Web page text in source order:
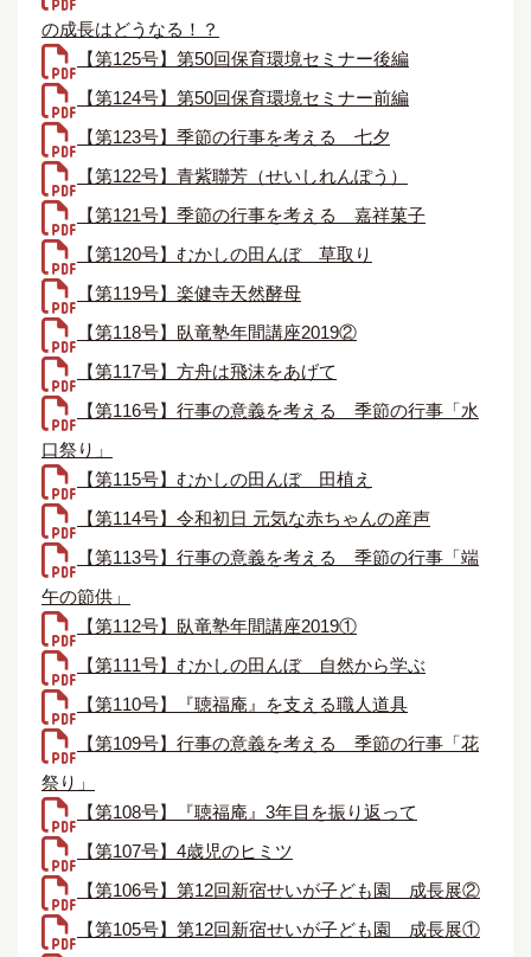
の成長はどうなる！？
【第125号】第50回保育環境セミナー後編
【第124号】第50回保育環境セミナー前編
【第123号】季節の行事を考える＿七夕
【第122号】青紫聯芳（せいしれんぽう）
【第121号】季節の行事を考える＿嘉祥菓子
【第120号】むかしの田んぼ＿草取り
【第119号】楽健寺天然酵母
【第118号】臥竜塾年間講座2019②
【第117号】方舟は飛沫をあげて
【第116号】行事の意義を考える＿季節の行事「水
口祭り」
【第115号】むかしの田んぼ＿田植え
【第114号】令和初日 元気な赤ちゃんの産声
【第113号】行事の意義を考える＿季節の行事「端
午の節供」
【第112号】臥竜塾年間講座2019①
【第111号】むかしの田んぼ＿自然から学ぶ
【第110号】『聴福庵』を支える職人道具
【第109号】行事の意義を考える＿季節の行事「花
祭り」
【第108号】『聴福庵』3年目を振り返って
【第107号】4歳児のヒミツ
【第106号】第12回新宿せいが子ども園 成長展②
【第105号】第12回新宿せいが子ども園 成長展①